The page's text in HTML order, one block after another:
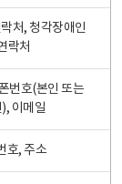
처, 청각장애인
락처
번호(본인 또는
이메일
호, 주소